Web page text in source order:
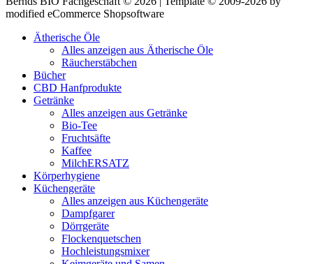
modified eCommerce Shopsoftware
Ätherische Öle
Alles anzeigen aus Ätherische Öle
Räucherstäbchen
Bücher
CBD Hanfprodukte
Getränke
Alles anzeigen aus Getränke
Bio-Tee
Fruchtsäfte
Kaffee
MilchERSATZ
Körperhygiene
Küchengeräte
Alles anzeigen aus Küchengeräte
Dampfgarer
Dörrgeräte
Flockenquetschen
Hochleistungsmixer